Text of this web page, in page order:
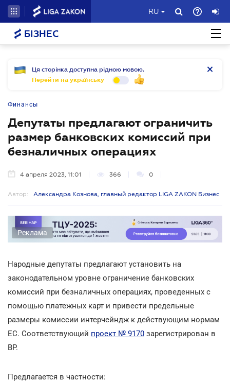
RU
БІЗНЕС
Ця сторінка доступна рідною мовою.
Перейти на українську
Финансы
Депутаты предлагают ограничить
размер банковских комиссий при
безналичных операциях
4 апреля 2023, 11:01 366 0
Автор: Александра Кознова, главный редактор LIGA ZAKON Бизнес
Реклама
Народные депутаты предлагают установить на
законодательном уровне ограничение банковских
комиссий при безналичных операциях, проведенных с
помощью платежных карт и привести предельные
размеры комиссии интерчейндж к действующим нормам
ЕС. Соответствующий проект № 9170 зарегистрирован в
ВР.
Предлагается в частности: